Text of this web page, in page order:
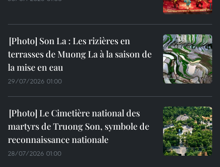
Son La : Les rizières en
terrasses de Muong La à la saison de
la mise en eau
29/07/2026 01:00
Le Cimetière national des
martyrs de Truong Son, symbole de
reconnaissance nationale
28/07/2026 01:00